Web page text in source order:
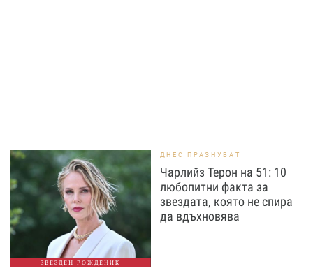
ЗВЕЗДЕН РОЖДЕНИК
ДНЕС ПРАЗНУВАТ
Чарлийз Терон на 51: 10
любопитни факта за
звездата, която не спира
да вдъхновява